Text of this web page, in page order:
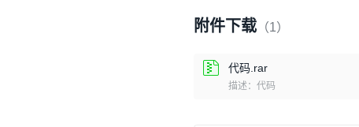
附件下载 （1）
代码.rar
描述：代码